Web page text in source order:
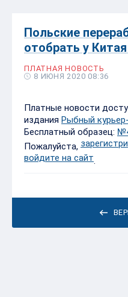
Польские
отобрать у
ПЛАТНАЯ НОВОСТЬ
8 ИЮНЯ 2020 08:36
Платные новости
издания Рыбный
Бесплатный образец:
Пожалуйста,
войдите на сайт.